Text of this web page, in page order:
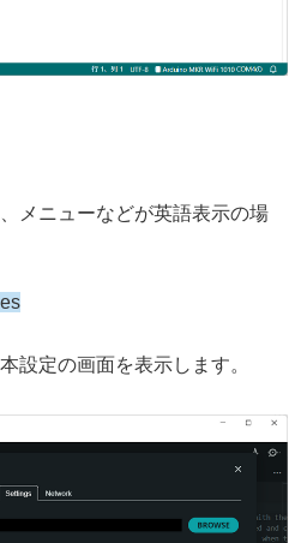
メニューなどが英語表示の場
設定の画面を表示します。